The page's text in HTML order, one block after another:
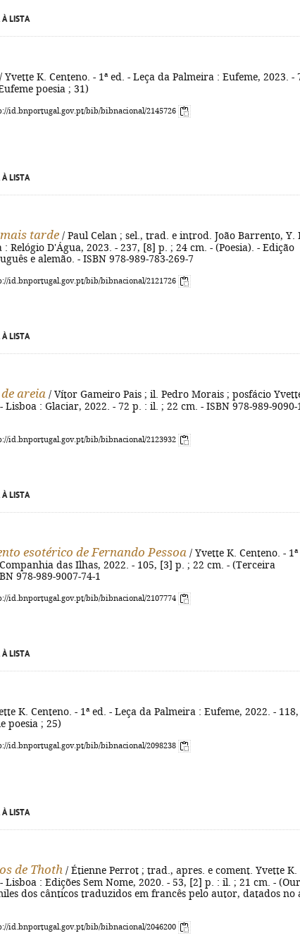
LISTA
/ Yvette K. Centeno. - 1ª ed. - Leça da Palmeira : Eufeme, 2023. -
poesia ; 31)
id.bnportugal.gov.pt/bib/bibnacional/2145726
LISTA
tarde / Paul Celan ; sel., trad. e introd. João Barrento, Y.
: Relógio D'Água, 2023. - 237, [8] p. ; 24 cm. - (Poesia). - Edição
e alemão. - ISBN 978-989-783-269-7
id.bnportugal.gov.pt/bib/bibnacional/2121726
LISTA
areia / Vítor Gameiro Pais ; il. Pedro Morais ; posfácio
Lisboa : Glaciar, 2022. - 72 p. : il. ; 22 cm. - ISBN 978-989-9090-
id.bnportugal.gov.pt/bib/bibnacional/2123932
LISTA
esotérico de Fernando Pessoa / Yvette K. Centeno. - 1ª
das Ilhas, 2022. - 105, [3] p. ; 22 cm. - (Terceira
978-989-9007-74-1
id.bnportugal.gov.pt/bib/bibnacional/2107774
LISTA
K. Centeno. - 1ª ed. - Leça da Palmeira : Eufeme, 2022. -
poesia ; 25)
id.bnportugal.gov.pt/bib/bibnacional/2098238
LISTA
de Thoth / Étienne Perrot ; trad., apres. e coment. Yvette K.
Lisboa : Edições Sem Nome, 2020. - 53, [2] p. : il. ; 21 cm. -
dos cânticos traduzidos em francês pelo autor, datados no
id.bnportugal.gov.pt/bib/bibnacional/2046200